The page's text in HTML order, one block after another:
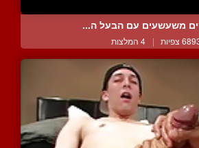
משעשעים עם הבעל ה...
צפיות | 4 המלצות